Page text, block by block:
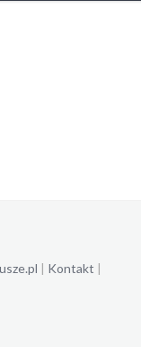
| Kontakt |